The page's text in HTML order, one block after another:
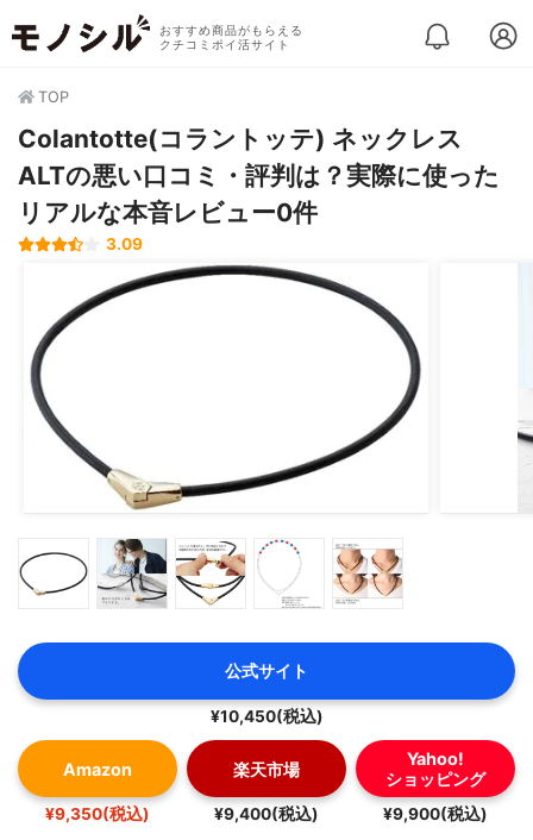
おすすめ商品がもらえる
クチコミポイ活サイト
TOP
Colantotte(コラントッテ) ネックレス
ALTの悪い口コミ・評判は？実際に使った
リアルな本音レビュー0件
3.09
公式サイト
¥10,450(税込)
Amazon
¥9,350(税込)
楽天市場
¥9,400(税込)
Yahoo!
ショッピング
¥9,900(税込)